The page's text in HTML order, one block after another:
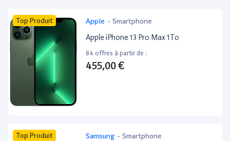
Top Produit Apple - Smartphone
Apple iPhone 13 Pro Max 1To
84 offres à partir de :
455,00 €
Top Produit Samsung - Smartphone